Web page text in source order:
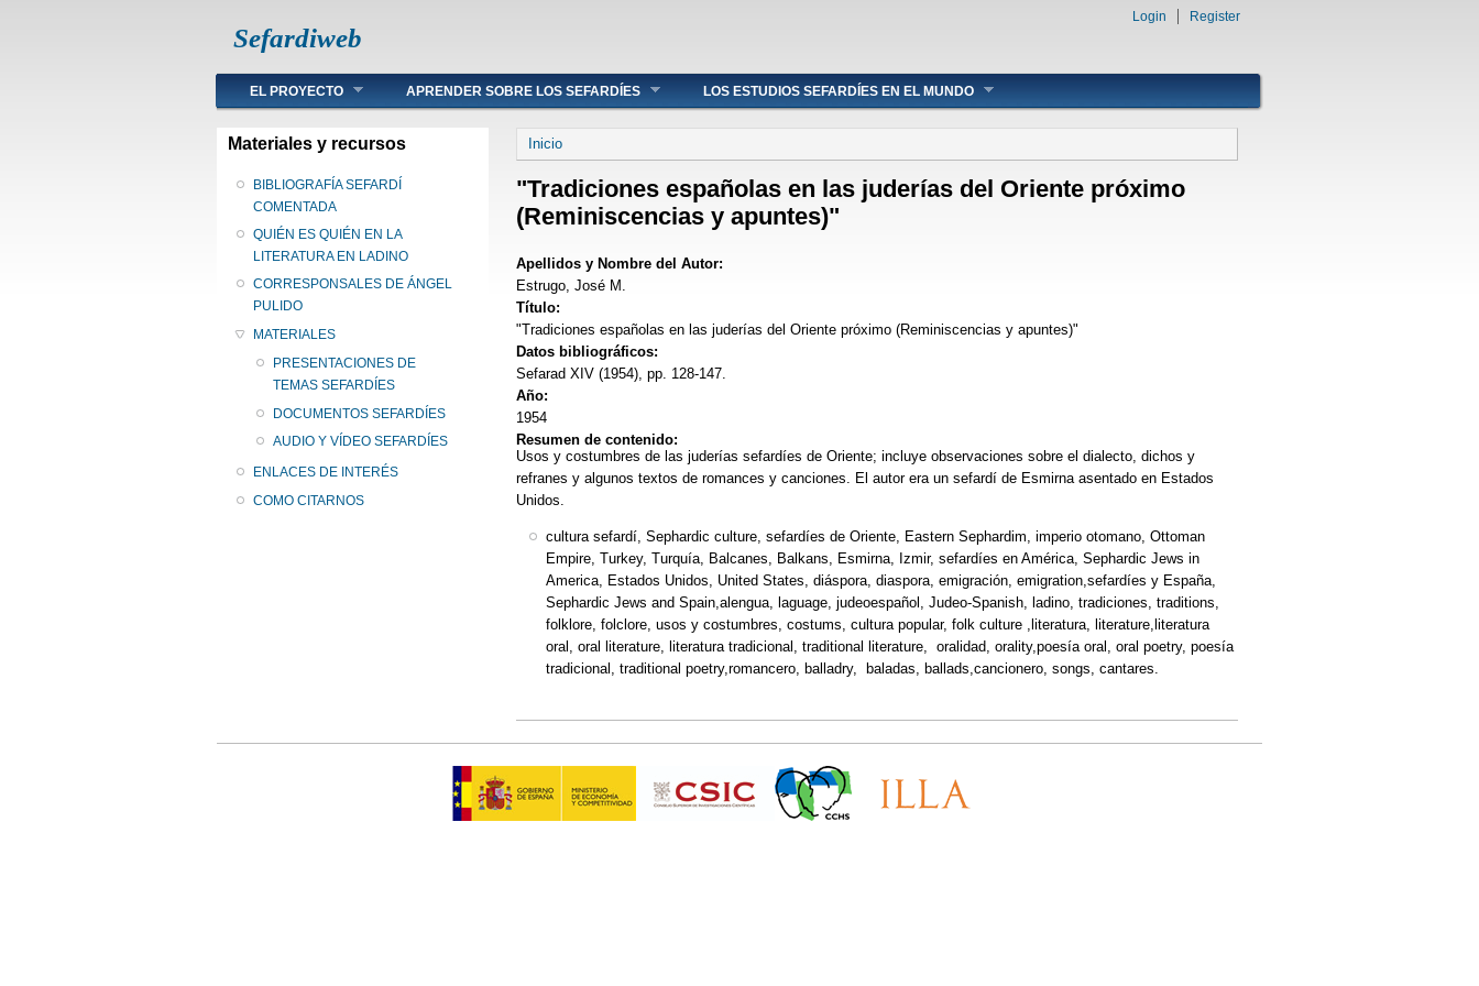
Sefardiweb
Login Register
Main menu
EL PROYECTO APRENDER SOBRE LOS SEFARDÍES LOS ESTUDIOS SEFARDÍES EN EL MUNDO
Materiales y recursos
BIBLIOGRAFÍA SEFARDÍ
COMENTADA
QUIÉN ES QUIÉN EN LA
LITERATURA EN LADINO
CORRESPONSALES DE ÁNGEL
PULIDO
MATERIALES
PRESENTACIONES DE
TEMAS SEFARDÍES
DOCUMENTOS SEFARDÍES
AUDIO Y VÍDEO SEFARDÍES
ENLACES DE INTERÉS
COMO CITARNOS
Se encuentra usted aquí
Inicio
"Tradiciones españolas en las juderías del Oriente próximo
(Reminiscencias y apuntes)"
Apellidos y Nombre del Autor:
Estrugo, José M.
Título:
"Tradiciones españolas en las juderías del Oriente próximo (Reminiscencias y apuntes)"
Datos bibliográficos:
Sefarad XIV (1954), pp. 128-147.
Año:
1954
Resumen de contenido:
Usos y costumbres de las juderías sefardíes de Oriente; incluye observaciones sobre el dialecto, dichos y
refranes y algunos textos de romances y canciones. El autor era un sefardí de Esmirna asentado en Estados
Unidos.
cultura sefardí, Sephardic culture, sefardíes de Oriente, Eastern Sephardim, imperio otomano, Ottoman
Empire, Turkey, Turquía, Balcanes, Balkans, Esmirna, Izmir, sefardíes en América, Sephardic Jews in
America, Estados Unidos, United States, diáspora, diaspora, emigración, emigration,sefardíes y España,
Sephardic Jews and Spain,alengua, laguage, judeoespañol, Judeo-Spanish, ladino, tradiciones, traditions,
folklore, folclore, usos y costumbres, costums, cultura popular, folk culture ,literatura, literature,literatura
oral, oral literature, literatura tradicional, traditional literature, oralidad, orality,poesía oral, oral poetry, poesía
tradicional, traditional poetry,romancero, balladry, baladas, ballads,cancionero, songs, cantares.